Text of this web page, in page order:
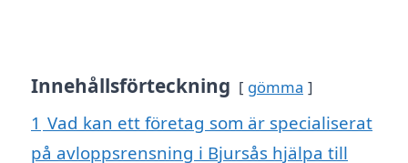
Innehållsförteckning gömma
1 Vad kan ett företag som är specialiserat
på avloppsrensning i Bjursås hjälpa till